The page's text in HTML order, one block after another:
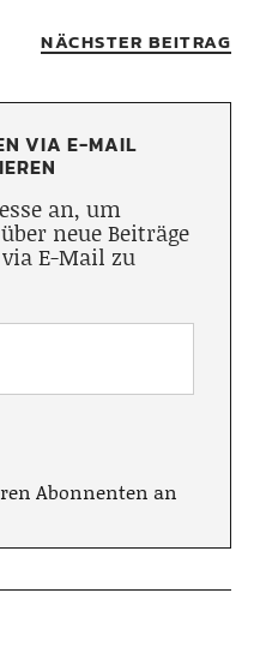
NÄCHSTER BEITRAG
VIA E-MAIL
an, um
neue Beiträge
E-Mail zu
Abonnenten an